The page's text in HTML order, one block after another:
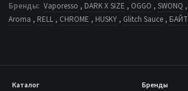
Бренды: Vaporesso , DARK X SIZE , OGGO , SWONQ ,
Aroma , RELL , CHROME , HUSKY , Glitch Sauce , БАЙТ
Каталог
Бренды